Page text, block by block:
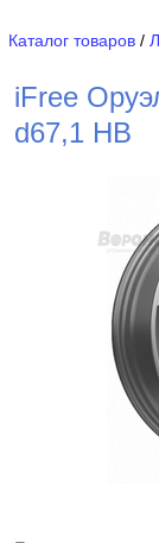
Каталог товаров /
iFree
d67,1 HB